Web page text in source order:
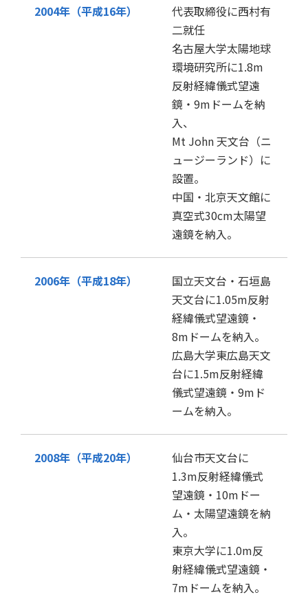
2004年（平成16年）
代表取締役に西村有
二就任
名古屋大学太陽地球
環境研究所に1.8m
反射経緯儀式望遠
鏡・9mドームを納
入、
Mt John 天文台（ニ
ュージーランド）に
設置。
中国・北京天文館に
真空式30cm太陽望
遠鏡を納入。
2006年（平成18年）
国立天文台・石垣島
天文台に1.05m反射
経緯儀式望遠鏡・
8mドームを納入。
広島大学東広島天文
台に1.5m反射経緯
儀式望遠鏡・9mド
ームを納入。
2008年（平成20年）
仙台市天文台に
1.3m反射経緯儀式
望遠鏡・10mドー
ム・太陽望遠鏡を納
入。
東京大学に1.0m反
射経緯儀式望遠鏡・
7mドームを納入。